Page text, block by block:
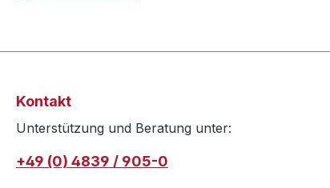
Kontakt
Unterstützung und Beratung unter:
+49 (0) 4839 / 905-0